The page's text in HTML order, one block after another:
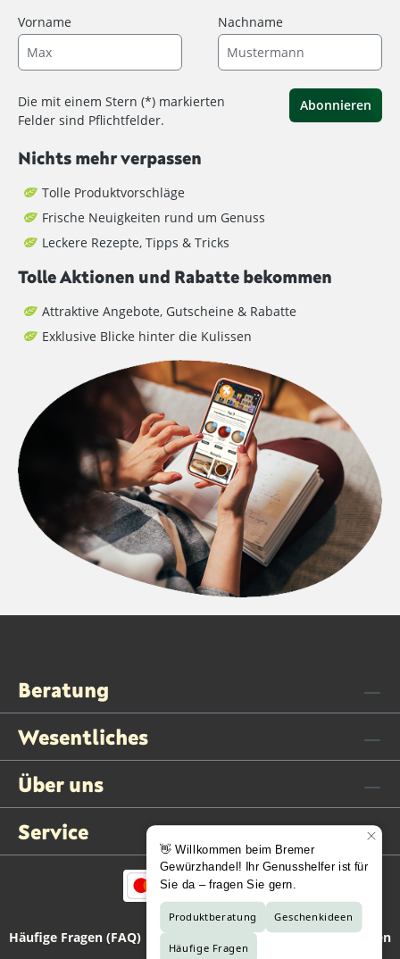
Vorname Nachname
Die mit einem Stern (*) markierten
Felder sind Pflichtfelder.
Abonnieren
Nichts mehr verpassen
Tolle Produktvorschläge
Frische Neuigkeiten rund um Genuss
Leckere Rezepte, Tipps & Tricks
Tolle Aktionen und Rabatte bekommen
Attraktive Angebote, Gutscheine & Rabatte
Exklusive Blicke hinter die Kulissen
Beratung
Wesentliches
Über uns
Service
Häufige Fragen (FAQ) Kontaktformular Vertrag widerrufen